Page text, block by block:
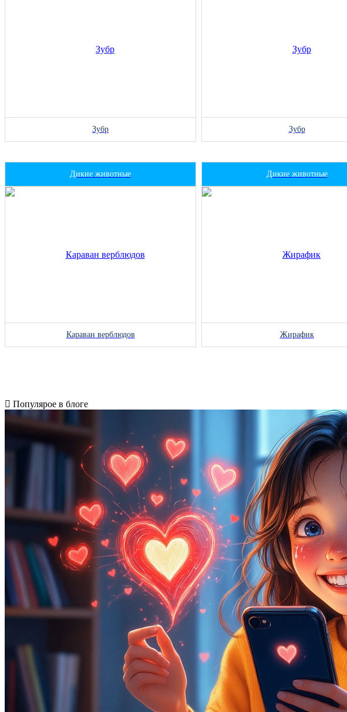
Зубр Зубр
Дикие животные
Караван верблюдов
Дикие животные
Жирафик
Популярое в блоге